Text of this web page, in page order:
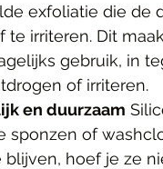
exfoliatie die de
te irriteren. Dit
gebruik, in
of irriteren.
en duurzaam
sponzen of
hoef je ze